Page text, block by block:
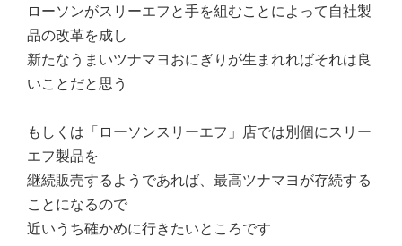
ローソンがスリーエフと手を組むことによって自社製
品の改革を成し
新たなうまいツナマヨおにぎりが生まれればそれは良
いことだと思う
もしくは「ローソンスリーエフ」店では別個にスリー
エフ製品を
継続販売するようであれば、最高ツナマヨが存続する
ことになるので
近いうち確かめに行きたいところです